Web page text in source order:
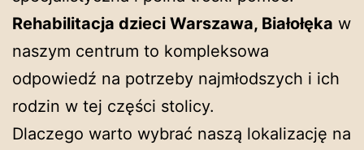
Rehabilitacja dzieci Warszawa, Białołęka w
naszym centrum to kompleksowa
odpowiedź na potrzeby najmłodszych i ich
rodzin w tej części stolicy.
Dlaczego warto wybrać naszą lokalizację na